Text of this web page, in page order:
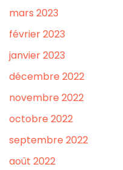
mars 2023
février 2023
janvier 2023
décembre 2022
novembre 2022
octobre 2022
septembre 2022
août 2022